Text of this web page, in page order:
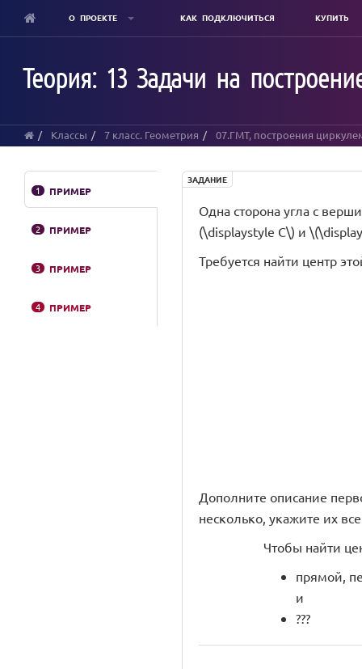
content
О ПРОЕКТЕ КАК ПОДКЛЮЧИТЬСЯ КУПИТЬ
Теория: 13 Задачи на
Классы 7 класс. Геометрия 07.ГМТ, построения
1 ПРИМЕР
2 ПРИМЕР
3 ПРИМЕР
4 ПРИМЕР
ЗАДАНИЕ
Одна сторона угла с
(\displaystyle C\) и
Требуется найти центр
Дополните описание
несколько, укажите их
Чтобы найти
прямой,
и
???